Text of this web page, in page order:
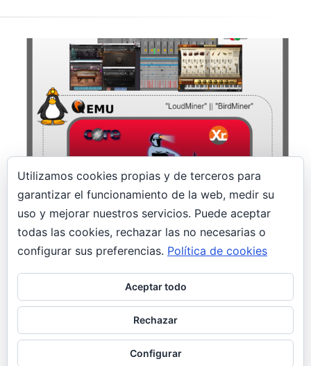
14 enero, 2020
¡Un minero en el estudio! LoudMiner |
BirdMiner
Profesionales de la postproducción musical son
las nuevas víctimas de un malware minero
llamado LoudMiner; oculto en máquinas vituales
para Mac OS X y Windows.
Utilizamos cookies propias y de terceros para
garantizar el funcionamiento de la web, medir su
uso y mejorar nuestros servicios. Puede aceptar
todas las cookies, rechazar las no necesarias o
configurar sus preferencias. Política de cookies
Aceptar todo
Rechazar
Configurar